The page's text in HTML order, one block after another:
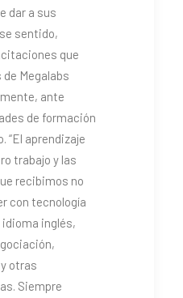
dar a sus
sentido,
que
Megalabs
ante
de formación
“El aprendizaje
trabajo y las
recibimos no
con tecnología
inglés,
otras
Siempre